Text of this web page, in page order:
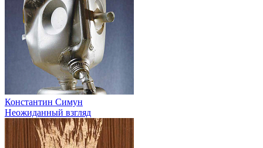
Константин Симун
Неожиданный взгляд